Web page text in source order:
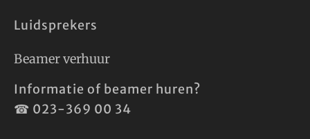
Luidsprekers
Beamer verhuur
Informatie of beamer huren?
☎ 023-369 00 34